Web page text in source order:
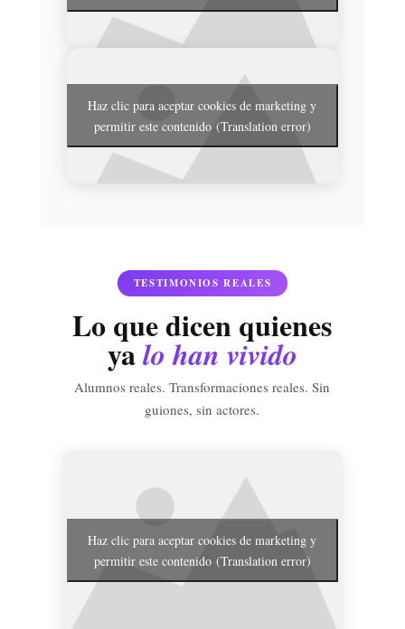
Haz clic para aceptar cookies de marketing y
permitir este contenido (Translation error)
TESTIMONIOS REALES
Lo que dicen quienes
yalo han vivido
Alumnos reales. Transformaciones reales. Sin
guiones, sin actores.
Haz clic para aceptar cookies de marketing y
permitir este contenido (Translation error)